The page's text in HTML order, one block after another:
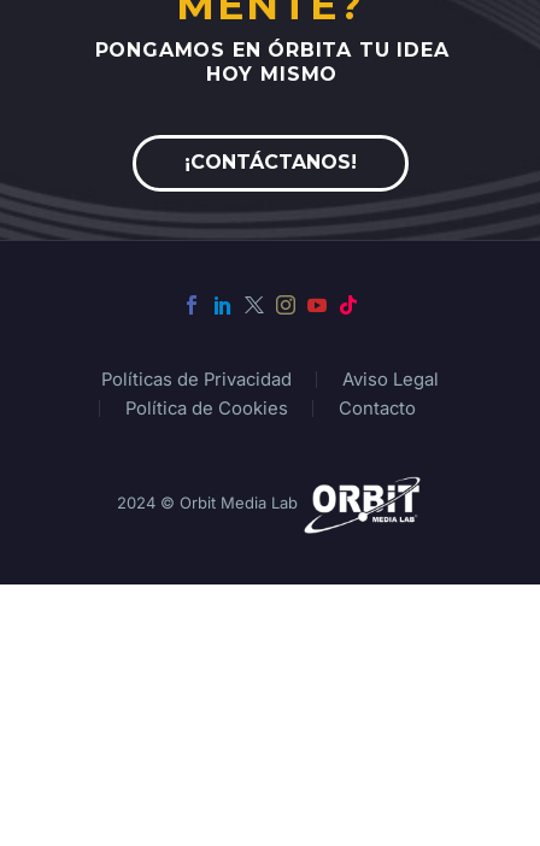
PONGAMOS EN ÓRBITA TU
IDEA
HOY MISMO
¡CONTÁCTANOS!
Políticas de Privacidad
Aviso Legal
Política de Cookies
Contacto
2024 © Orbit Media Lab